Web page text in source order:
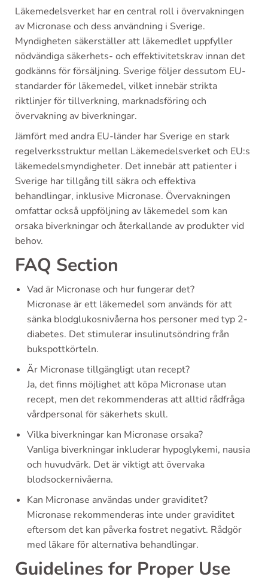
Läkemedelsverket har en central roll i övervakningen
av Micronase och dess användning i Sverige.
Myndigheten säkerställer att läkemedlet uppfyller
nödvändiga säkerhets- och effektivitetskrav innan det
godkänns för försäljning. Sverige följer dessutom EU-
standarder för läkemedel, vilket innebär strikta
riktlinjer för tillverkning, marknadsföring och
övervakning av biverkningar.
Jämfört med andra EU-länder har Sverige en stark
regelverksstruktur mellan Läkemedelsverket och EU:s
läkemedelsmyndigheter. Det innebär att patienter i
Sverige har tillgång till säkra och effektiva
behandlingar, inklusive Micronase. Övervakningen
omfattar också uppföljning av läkemedel som kan
orsaka biverkningar och återkallande av produkter vid
behov.
FAQ Section
Vad är Micronase och hur fungerar det?
Micronase är ett läkemedel som används för att
sänka blodglukosnivåerna hos personer med typ 2-
diabetes. Det stimulerar insulinutsöndring från
bukspottkörteln.
Är Micronase tillgängligt utan recept?
Ja, det finns möjlighet att köpa Micronase utan
recept, men det rekommenderas att alltid rådfråga
vårdpersonal för säkerhets skull.
Vilka biverkningar kan Micronase orsaka?
Vanliga biverkningar inkluderar hypoglykemi, nausia
och huvudvärk. Det är viktigt att övervaka
blodsockernivåerna.
Kan Micronase användas under graviditet?
Micronase rekommenderas inte under graviditet
eftersom det kan påverka fostret negativt. Rådgör
med läkare för alternativa behandlingar.
Guidelines for Proper Use